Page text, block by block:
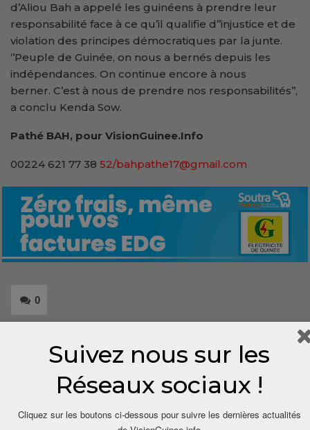
d’Aliou Bah a appelé les guinéens à prendre leur
responsabilité face à ce qu’il qualifie d’’injustice et de
violation des principes démocratiques par la junte.
‘’Peuple de Guinée, on nous a bernés depuis les
indépendances. On continue encore à nous
berner. C’est à nous de prendre nos responsabilités’’,
a conclu Kenda Sow.
Pathé BAH, pour VisionGuinee.Info
00224 621 77 38 52/bahpathe17@gmail.com
0
Suivez nous sur les
Réseaux sociaux !
Cliquez sur les boutons ci-dessous pour suivre les dernières actualités